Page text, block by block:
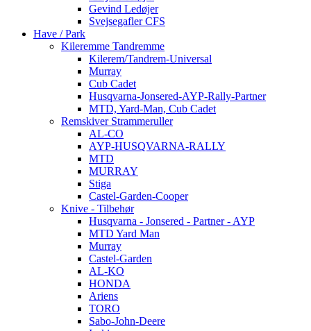
Gevind Ledøjer
Svejsegafler CFS
Have / Park
Kileremme Tandremme
Kilerem/Tandrem-Universal
Murray
Cub Cadet
Husqvarna-Jonsered-AYP-Rally-Partner
MTD, Yard-Man, Cub Cadet
Remskiver Strammeruller
AL-CO
AYP-HUSQVARNA-RALLY
MTD
MURRAY
Stiga
Castel-Garden-Cooper
Knive - Tilbehør
Husqvarna - Jonsered - Partner - AYP
MTD Yard Man
Murray
Castel-Garden
AL-KO
HONDA
Ariens
TORO
Sabo-John-Deere